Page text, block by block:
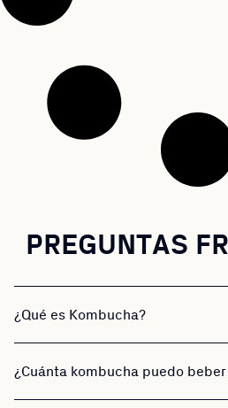
PREGUNTAS
¿Qué es Kombucha?
¿Cuánta kombucha puedo